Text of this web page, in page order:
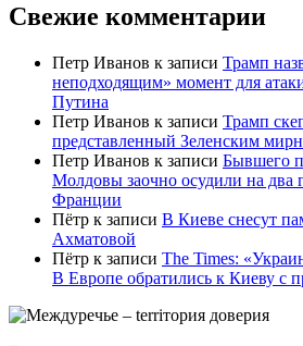
Свежие комментарии
Петр Иванов к записи Трамп
неподходящим» момент для
Путина
Петр Иванов к записи Трамп
представленный Зеленским
Петр Иванов к записи Бывшего
Молдовы заочно осудили на два
Франции
Пётр к записи В Киеве снесут
Ахматовой
Пётр к записи Тhe Times:
В Европе обратились к Киеву с